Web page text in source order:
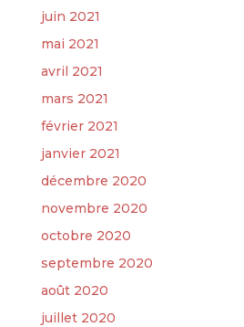
juin 2021
mai 2021
avril 2021
mars 2021
février 2021
janvier 2021
décembre 2020
novembre 2020
octobre 2020
septembre 2020
août 2020
juillet 2020